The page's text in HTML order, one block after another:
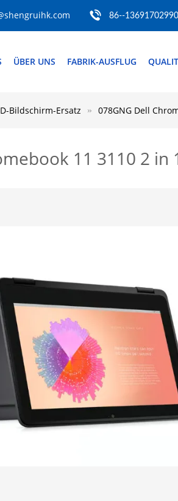
86--13691702990
ÜBER UNS FABRIK-AUSFLUG
Bildschirm-Ersatz 078GNG Dell
11 3110 2 in